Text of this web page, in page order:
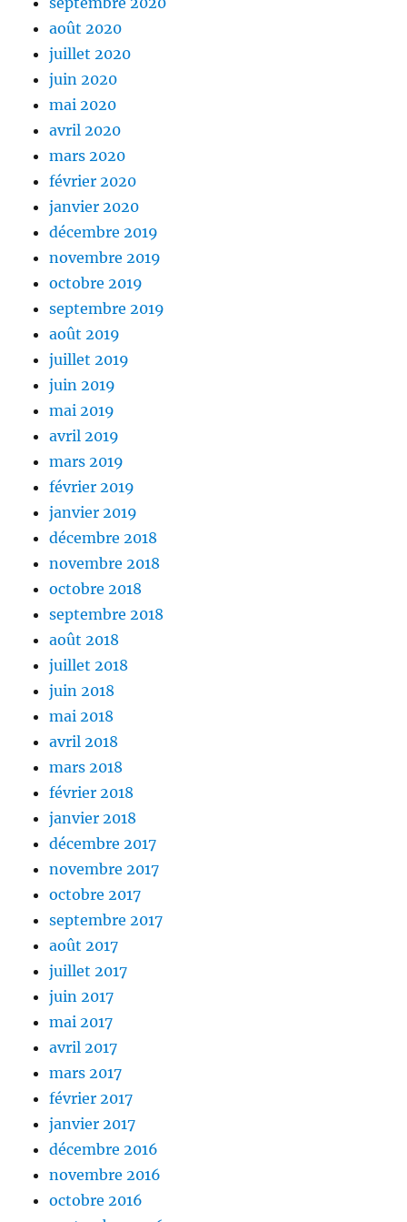
août 2020
juillet 2020
juin 2020
mai 2020
avril 2020
mars 2020
février 2020
janvier 2020
décembre 2019
novembre 2019
octobre 2019
septembre 2019
août 2019
juillet 2019
juin 2019
mai 2019
avril 2019
mars 2019
février 2019
janvier 2019
décembre 2018
novembre 2018
octobre 2018
septembre 2018
août 2018
juillet 2018
juin 2018
mai 2018
avril 2018
mars 2018
février 2018
janvier 2018
décembre 2017
novembre 2017
octobre 2017
septembre 2017
août 2017
juillet 2017
juin 2017
mai 2017
avril 2017
mars 2017
février 2017
janvier 2017
décembre 2016
novembre 2016
octobre 2016